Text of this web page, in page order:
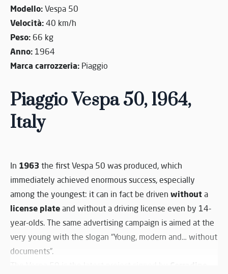
Modello: Vespa 50
Velocità: 40 km/h
Peso: 66 kg
Anno: 1964
Marca carrozzeria: Piaggio
Piaggio Vespa 50, 1964,
Italy
In 1963 the first Vespa 50 was produced, which
immediately achieved enormous success, especially
among the youngest: it can in fact be driven without a
license plate and without a driving license even by 14-
year-olds. The same advertising campaign is aimed at the
very young with the slogan “Young, modern and… without
documents”.